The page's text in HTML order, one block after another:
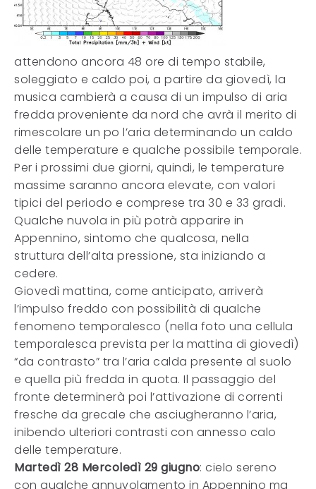
attendono ancora 48 ore di tempo stabile,
soleggiato e caldo poi, a partire da giovedì, la
musica cambierà a causa di un impulso di aria
fredda proveniente da nord che avrà il merito di
rimescolare un po l’aria determinando un caldo
delle temperature e qualche possibile temporale.
Per i prossimi due giorni, quindi, le temperature
massime saranno ancora elevate, con valori
tipici del periodo e comprese tra 30 e 33 gradi.
Qualche nuvola in più potrà apparire in
Appennino, sintomo che qualcosa, nella
struttura dell’alta pressione, sta iniziando a
cedere.
Giovedì mattina, come anticipato, arriverà
l’impulso freddo con possibilità di qualche
fenomeno temporalesco (nella foto una cellula
temporalesca prevista per la mattina di giovedì)
“da contrasto” tra l’aria calda presente al suolo
e quella più fredda in quota. Il passaggio del
fronte determinerà poi l’attivazione di correnti
fresche da grecale che asciugheranno l’aria,
inibendo ulteriori contrasti con annesso calo
delle temperature.
Martedì 28 Mercoledì 29 giugno: cielo sereno
con qualche annuvolamento in Appennino ma